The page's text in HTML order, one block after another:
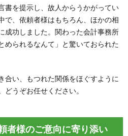
書を提示し、故人からうかがってい
で、依頼者様はもちろん、ほかの相
成功しました。関わった会計事務所
められるなんて」と驚いておられた
合い、もつれた関係をほぐすように
うぞお任せください。
者様のご意向に寄り添い